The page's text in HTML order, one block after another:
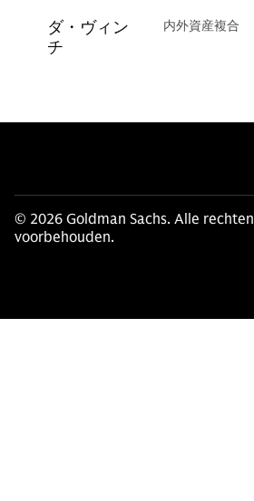
ダ・ヴィン
チ
内外資産複合
© 2026 Goldman Sachs. Alle rechten
voorbehouden.